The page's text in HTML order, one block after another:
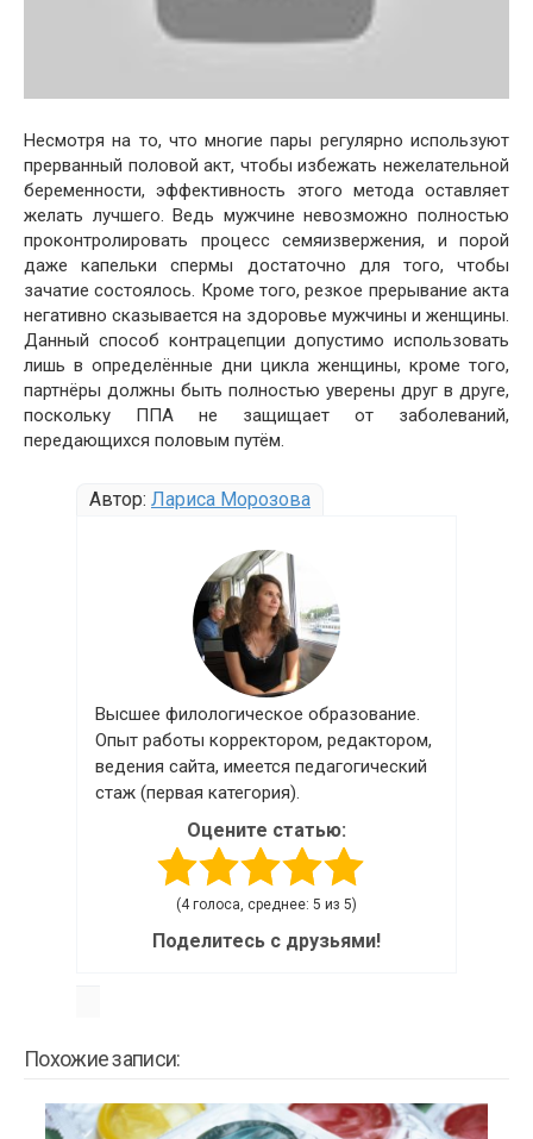
Несмотря на то, что многие пары регулярно используют
прерванный половой акт, чтобы избежать нежелательной
беременности, эффективность этого метода оставляет
желать лучшего. Ведь мужчине невозможно полностью
проконтролировать процесс семяизвержения, и порой
даже капельки спермы достаточно для того, чтобы
зачатие состоялось. Кроме того, резкое прерывание акта
негативно сказывается на здоровье мужчины и женщины.
Данный способ контрацепции допустимо использовать
лишь в определённые дни цикла женщины, кроме того,
партнёры должны быть полностью уверены друг в друге,
поскольку ППА не защищает от заболеваний,
передающихся половым путём.
Автор: Лариса Морозова
Высшее филологическое образование.
Опыт работы корректором, редактором,
ведения сайта, имеется педагогический
стаж (первая категория).
Оцените статью:
(4 голоса, среднее: 5 из 5)
Поделитесь с друзьями!
Похожие записи: